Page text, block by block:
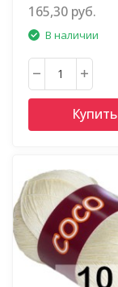
165,30 руб.
В наличии
Купить